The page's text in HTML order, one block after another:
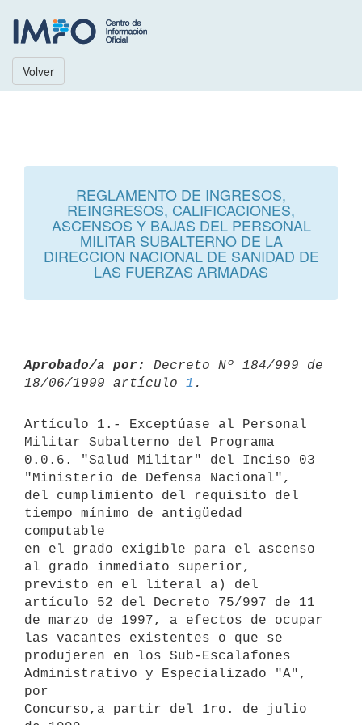
Volver
REGLAMENTO DE INGRESOS,
REINGRESOS, CALIFICACIONES,
ASCENSOS Y BAJAS DEL PERSONAL
MILITAR SUBALTERNO DE LA
DIRECCION NACIONAL DE SANIDAD DE
LAS FUERZAS ARMADAS
Aprobado/a por:
Decreto Nº 184/999 de
18/06/1999 artículo 1
Artículo 1.- Exceptúase al Personal
Militar Subalterno del Programa
0.0.6. "Salud Militar" del Inciso 03
"Ministerio de Defensa Nacional",
del cumplimiento del requisito del
tiempo mínimo de antigüedad
computable
en el grado exigible para el ascenso
al grado inmediato superior,
previsto en el literal a) del
artículo 52 del Decreto 75/997 de 11
de marzo de 1997, a efectos de ocupar
las vacantes existentes o que se
produjeren en los Sub-Escalafones
Administrativo y Especializado "A",
por
Concurso,a partir del 1ro. de julio